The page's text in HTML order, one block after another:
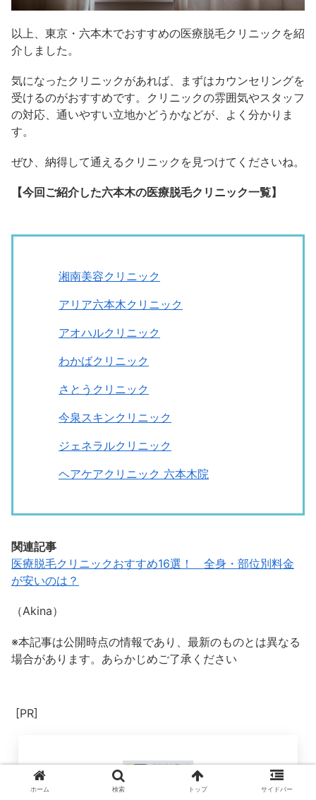
以上、東京・六本木でおすすめの医療脱毛クリニックを紹
介しました。
気になったクリニックがあれば、まずはカウンセリングを
受けるのがおすすめです。クリニックの雰囲気やスタッフ
の対応、通いやすい立地かどうかなどが、よく分かりま
す。
ぜひ、納得して通えるクリニックを見つけてくださいね。
【今回ご紹介した六本木の医療脱毛クリニック一覧】
湘南美容クリニック
アリア六本木クリニック
アオハルクリニック
わかばクリニック
さとうクリニック
今泉スキンクリニック
ジェネラルクリニック
ヘアケアクリニック 六本木院
関連記事
医療脱毛クリニックおすすめ16選！ 全身・部位別料金
が安いのは？
（Akina）
※本記事は公開時点の情報であり、最新のものとは異なる
場合があります。あらかじめご了承ください
[PR]
ホーム 検索 トップ サイドバー